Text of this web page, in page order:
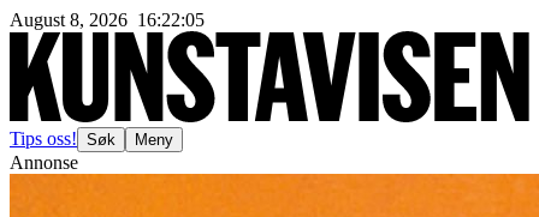
August 8, 2026 16:22:07
Tips oss! Søk Meny
Annonse